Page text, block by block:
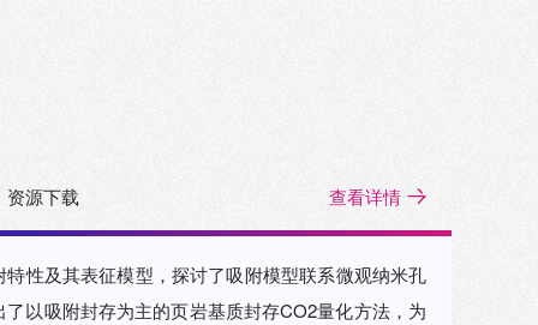
资源下载 查看详情
性及其表征模型，探讨了吸附模型联系微观纳米孔
以吸附封存为主的页岩基质封存CO2量化方法，为